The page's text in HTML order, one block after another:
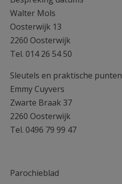
Walter Mols
Oosterwijk 13
2260 Oosterwijk
Tel. 014 26 54 50
Sleutels en praktische punten
Emmy Cuyvers
Zwarte Braak 37
2260 Oosterwijk
Tel. 0496 79 99 47
Parochieblad